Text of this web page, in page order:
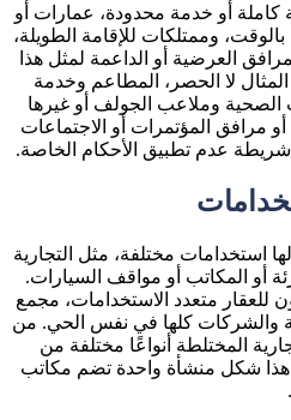
أو خدمة محدودة، عمارات أو
وممتلكات للإقامة الطويلة،
العرضية أو الداعمة لمثل هذا
لا الحصر، المطاعم وخدمة
الصحية وملاعب الجولف أو غيرها
أو مرافق المؤتمرات أو الاجتماعات
شريطة عدم تطبيق الأحكام الخاصة.
استخدامات مختلفة، مثل التجارية
أو المكاتب أو مواقف السيارات.
للعقار متعدد الاستخدامات، مجمع
والشركات كلها في نفس الحي. من
المختلطة أنواعًا مختلفة من
هذا شكل منشأة واحدة تضم مكاتب